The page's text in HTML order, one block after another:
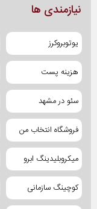
نیازمندی ها
یوتوبروکرز
هزینه پست
سئو در مشهد
فروشگاه انتخاب من
میکروبلیدینگ ابرو
کوچینگ سازمانی